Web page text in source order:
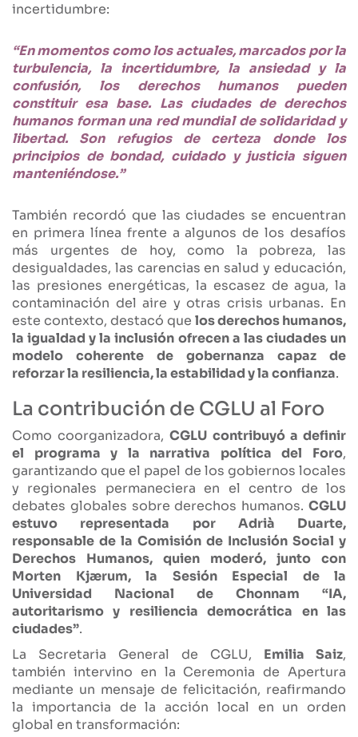
incertidumbre:
“En momentos como los actuales, marcados por la
turbulencia, la incertidumbre, la ansiedad y la
confusión, los derechos humanos pueden
constituir esa base. Las ciudades de derechos
humanos forman una red mundial de solidaridad y
libertad. Son refugios de certeza donde los
principios de bondad, cuidado y justicia siguen
manteniéndose.”
También recordó que las ciudades se encuentran
en primera línea frente a algunos de los desafíos
más urgentes de hoy, como la pobreza, las
desigualdades, las carencias en salud y educación,
las presiones energéticas, la escasez de agua, la
contaminación del aire y otras crisis urbanas. En
este contexto, destacó que los derechos humanos,
la igualdad y la inclusión ofrecen a las ciudades un
modelo coherente de gobernanza capaz de
reforzar la resiliencia, la estabilidad y la confianza.
La contribución de CGLU al Foro
Como coorganizadora,CGLU contribuyó a definir
el programa y la narrativa política del Foro,
garantizando que el papel de los gobiernos locales
y regionales permaneciera en el centro de los
debates globales sobre derechos humanos. CGLU
estuvo representada por Adrià Duarte,
responsable de la Comisión de Inclusión Social y
Derechos Humanos, quien moderó, junto con
Morten Kjærum, la Sesión Especial de la
Universidad Nacional de Chonnam “IA,
autoritarismo y resiliencia democrática en las
ciudades”.
La Secretaria General de CGLU, Emilia Saiz,
también intervino en la Ceremonia de Apertura
mediante un mensaje de felicitación, reafirmando
la importancia de la acción local en un orden
global en transformación: